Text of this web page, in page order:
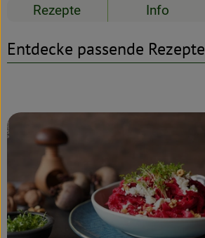
Rezepte Info
Entdecke passende Rezepte